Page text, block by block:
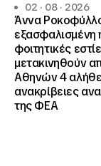
02 · 08 · 2026
Άννα
φοιτητικές
μετακινηθούν
Αθηνών 4
ανακρίβειες
της ΦΕΑ